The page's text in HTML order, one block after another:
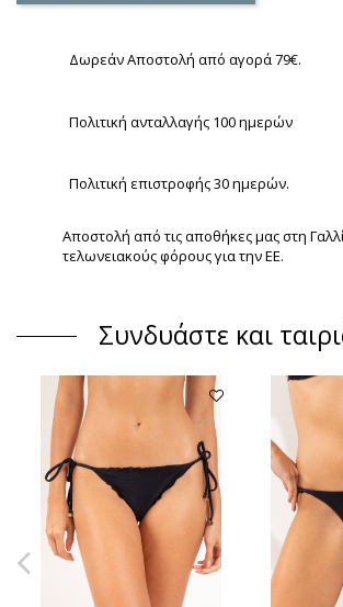
Δωρεάν Αποστολή από αγορά 79€.
Πολιτική ανταλλαγής 100 ημερών
Πολιτική επιστροφής 30 ημερών.
Αποστολή από τις αποθήκες μας στη
τελωνειακούς φόρους για την ΕΕ.
Συνδυάστε και